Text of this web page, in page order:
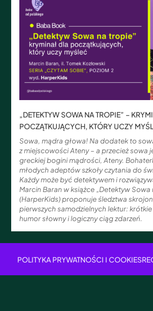
„DETEKTYW SOWA NA TROPIE” –
POCZĄTKUJĄCYCH, KTÓRY UCZY
Sowa, mądra głowa! Na dodatek to
z miejscowości Ateny – a przecież sowa
greckiej bogini mądrości, Ateny.
młodych adeptów szkoły czytania do
Każdy może być detektywem i
Marcin Baran w książce „Detektyw Sowa
(HarperKids) proponuje śledztwa
pierwszych samodzielnych lektur:
humor słowny i logiczny ciąg zdarzeń.
POLITYKA PRYWATNOŚCI I COOKIES